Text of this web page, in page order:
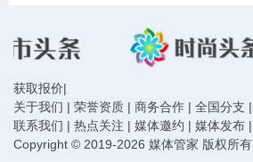
获取报价|
关于我们 | 荣誉资质 | 商务合作 | 全国分支 |
联系我们 | 热点关注 | 媒体邀约 | 媒体发布 |
Copyright © 2019-2026 媒体管家 版权所有